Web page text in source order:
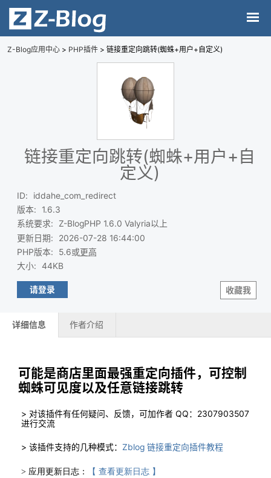
Z-Blog应用中心 > PHP插件 > 链接重定向跳转(蜘蛛+用户+自定义)
链接重定向跳转(蜘蛛+用户+自
定义)
ID:
iddahe_com_redirect
版本:
1.6.3
系统要求:
Z-BlogPHP 1.6.0 Valyria以上
更新日期:
2026-07-28 16:44:00
PHP版本: 5.6或更高
大小: 44KB
收藏我
请登录
详细信息 作者介绍
可能是商店里面最强重定向插件，可控制
蜘蛛可见度以及任意链接跳转
> 对该插件有任何疑问、反馈，可加作者 QQ：2307903507
进行交流
> 该插件支持的几种模式： Zblog 链接重定向插件教程
> 应用更新日志： 【 查看更新日志 】